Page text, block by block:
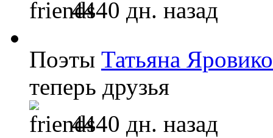
4440 дн. назад
Поэты Татьяна
теперь друзья
4440 дн. назад